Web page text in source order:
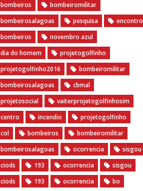
bombeiros
bombeiromilitar
bombeirosalagoas
pesquisa
encontro
bombeiros
novembro azul
dia do homem
‪projetogolfinho‬
‎projetogolfinho2016
‎bombeiromilitar‬
‎bombeirosalagoas‬
‎cbmal‬
‎projetosocial‬‪
vaiterprojetogolfinhosim‬
centro
incendio
projetogolfinho
col
bombeiros
bombeiromilitar
bombeirosalagoas
ocorrencia
sisgou
ciods
193 ocorrencia
sisgou
ciods
193 ocorrencia
bo